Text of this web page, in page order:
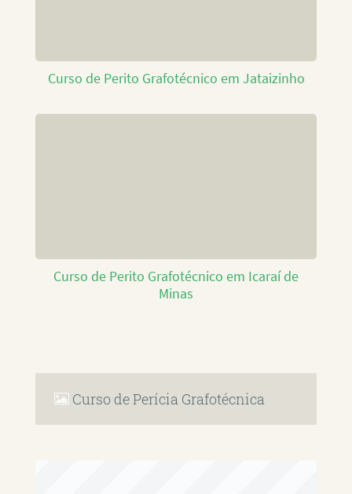
Curso de Perito Grafotécnico em Jataizinho
Curso de Perito Grafotécnico em Icaraí de
Minas
Curso de Perícia Grafotécnica